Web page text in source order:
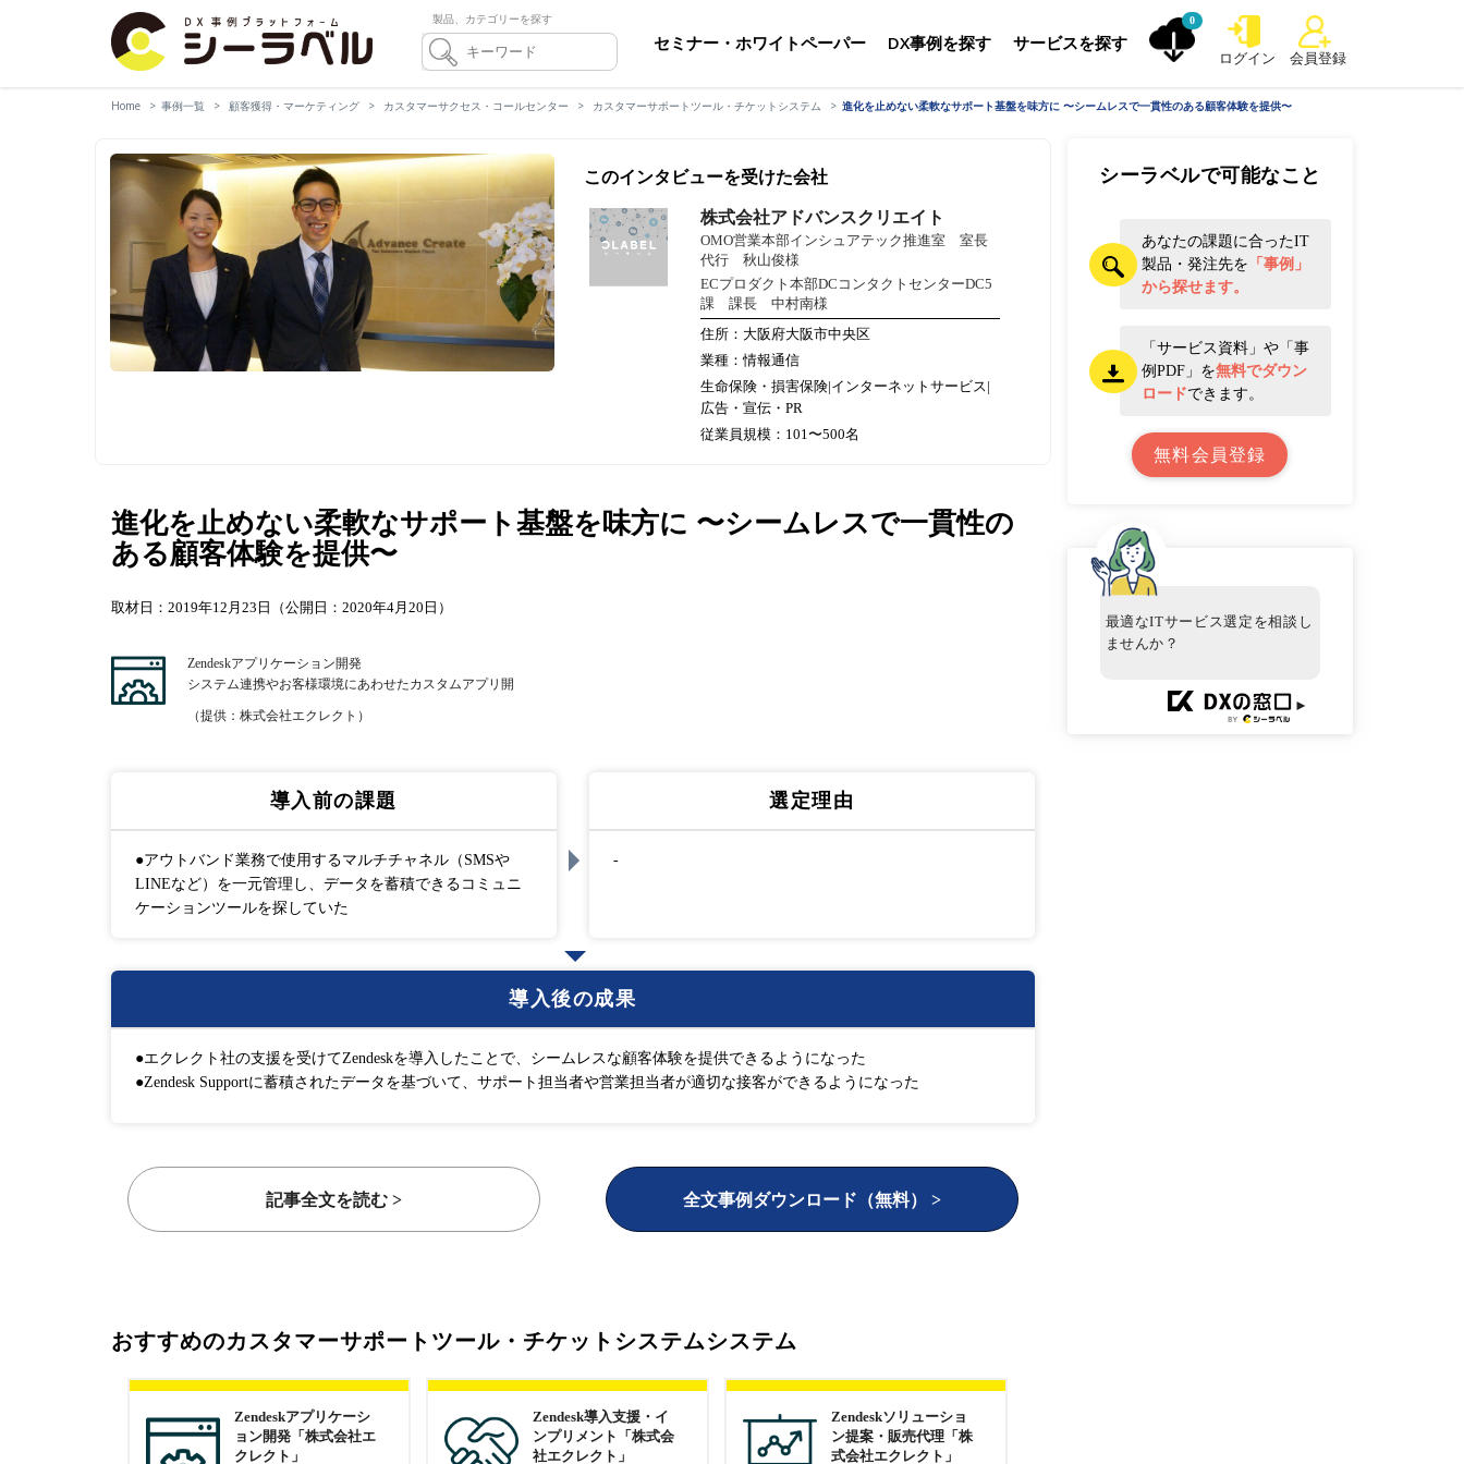
製品、カテゴリーを探す
セミナー・ホワイトペーパー DX事例を探す サービスを探す
0
ログイン 会員登録
Home 事例一覧 顧客獲得・マーケティング カスタマーサクセス・コールセンター カスタマーサポートツール・チケットシステム 進化を止めない柔軟なサポート基盤を味方に 〜シームレスで一貫性のある顧客体験を提供〜
このインタビューを受けた会社
株式会社アドバンスクリエイト
OMO営業本部インシュアテック推進室 室長
代行 秋山俊様
ECプロダクト本部DCコンタクトセンターDC5
課 課長 中村南様
住所：大阪府大阪市中央区
業種：情報通信
生命保険・損害保険|インターネットサービス|
広告・宣伝・PR
従業員規模：101〜500名
進化を止めない柔軟なサポート基盤を味方に 〜シームレスで一貫性の
ある顧客体験を提供〜
取材日：2019年12月23日（公開日：2020年4月20日）
Zendeskアプリケーション開発
システム連携やお客様環境にあわせたカスタムアプリ開
（提供：株式会社エクレクト）
導入前の課題
●アウトバンド業務で使用するマルチチャネル（SMSや
LINEなど）を一元管理し、データを蓄積できるコミュニ
ケーションツールを探していた
選定理由
-
導入後の成果
●エクレクト社の支援を受けてZendeskを導入したことで、シームレスな顧客体験を提供できるようになった
●Zendesk Supportに蓄積されたデータを基づいて、サポート担当者や営業担当者が適切な接客ができるようになった
記事全文を読む > 全文事例ダウンロード（無料） >
おすすめのカスタマーサポートツール・チケットシステムシステム
Zendeskアプリケーシ
ョン開発「株式会社エ
クレクト」
Zendesk導入支援・イ
ンプリメント「株式会
社エクレクト」
Zendeskソリューショ
ン提案・販売代理「株
式会社エクレクト」
シーラベルで可能なこと
あなたの課題に合ったIT
製品・発注先を 「事例」
から探せます。
「サービス資料」や「事
例PDF」を無料でダウン
ロードできます。
無料会員登録
最適なITサービス選定を相談し
ませんか？
►